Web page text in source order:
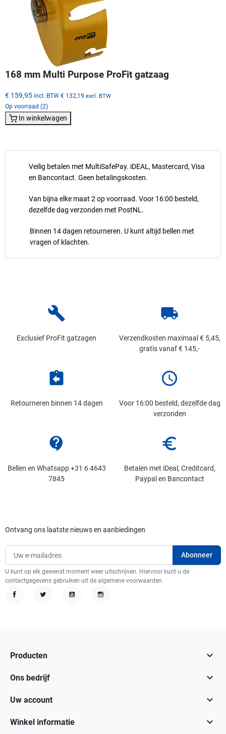
Veilig betalen met MultiSafePay. iDEAL, Mastercard, Visa
en Bancontact. Geen betalingskosten.
Van bijna elke maat 2 op voorraad. Voor 16:00 besteld,
dezelfde dag verzonden met PostNL.
Binnen 14 dagen retourneren. U kunt altijd bellen met
vragen of klachten.
168 mm Multi Purpose ProFit gatzaag
€ 159,95 incl. BTW € 132,19 excl. BTW
Op voorraad (2)
In winkelwagen
build
Exclusief ProFit gatzagen
local_shipping
Verzendkosten maximaal € 5,45,
gratis vanaf € 145,-
assignment_return
Retourneren binnen 14 dagen
schedule
Voor 16:00 besteld, dezelfde dag
verzonden
contact_support
Bellen en Whatsapp +31 6 4643
7845
euro_symbol
Betalen met iDeal, Creditcard,
Paypal en Bancontact
Ontvang ons laatste nieuws en aanbiedingen
U kunt op elk gewenst moment weer uitschrijven. Hiervoor kunt u de
contactgegevens gebruiken uit de algemene voorwaarden.
Producten 
Ons bedrijf 
Uw account 
Winkel informatie 